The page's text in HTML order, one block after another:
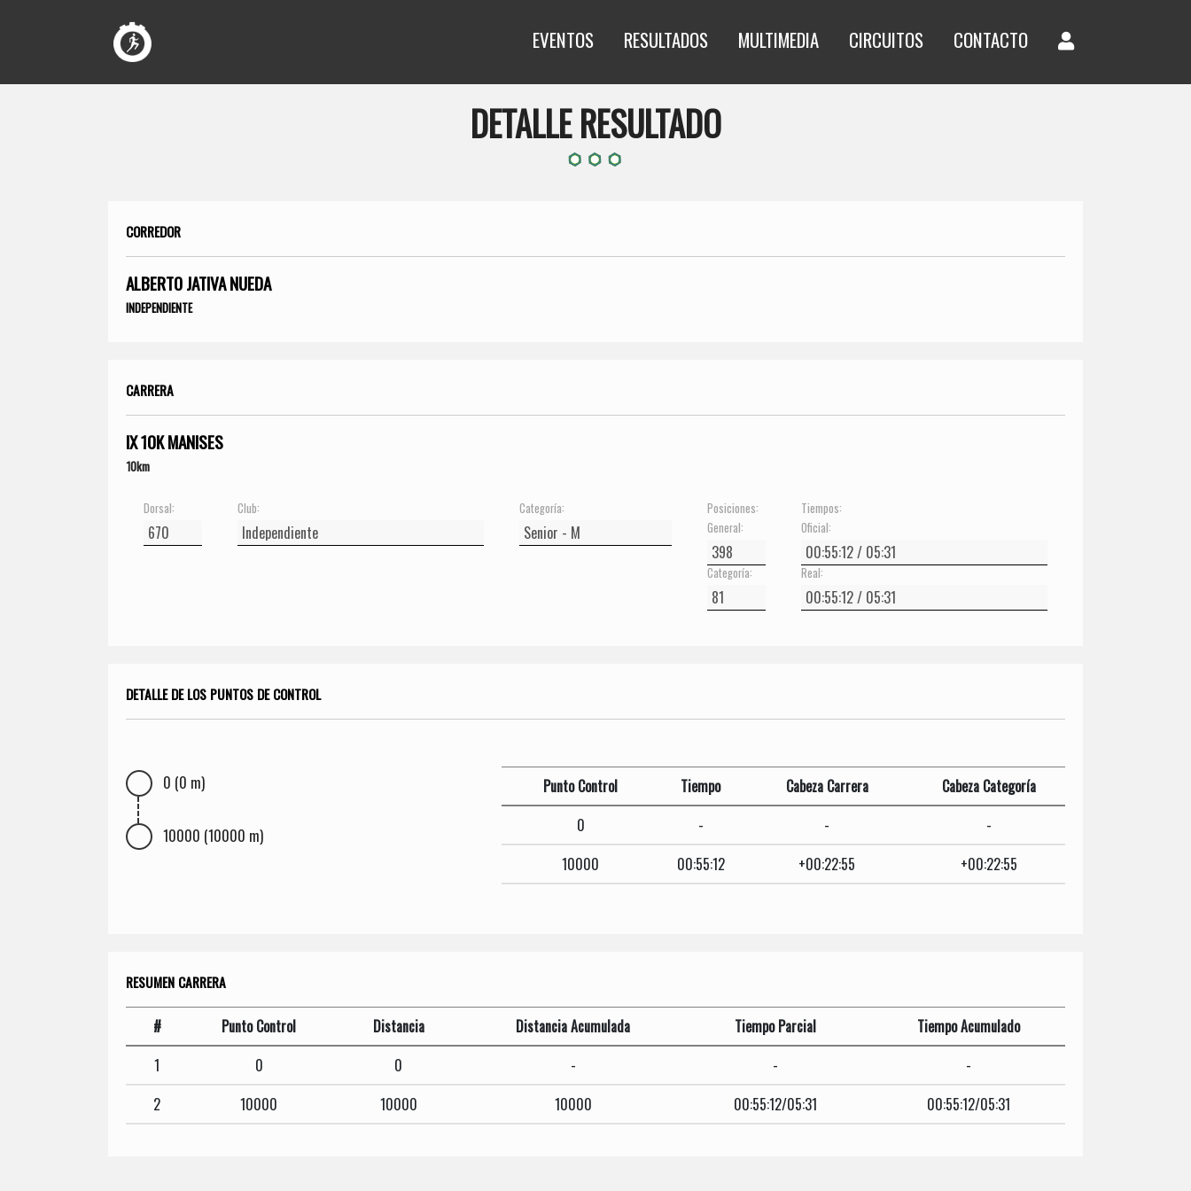
EVENTOS RESULTADOS MULTIMEDIA CIRCUITOS CONTACTO
DETALLE RESULTADO
CORREDOR
ALBERTO JATIVA NUEDA
INDEPENDIENTE
CARRERA
IX 10K MANISES
10km
Dorsal: Club: Categoría:
Posiciones:
General:
Categoría:
Tiempos:
Oficial:
Real:
DETALLE DE LOS PUNTOS DE CONTROL
0 (0 m)
10000 (10000 m)
Punto Control Tiempo Cabeza Carrera
Cabeza Categoría
0
- -
-
10000
00:55:12 +00:22:55 +00:22:55
RESUMEN CARRERA
# Punto Control Distancia Distancia Acumulada Tiempo Parcial
Tiempo Acumulado
1
0 0 - -
-
2
10000 10000 10000 00:55:12/05:31 00:55:12/05:31